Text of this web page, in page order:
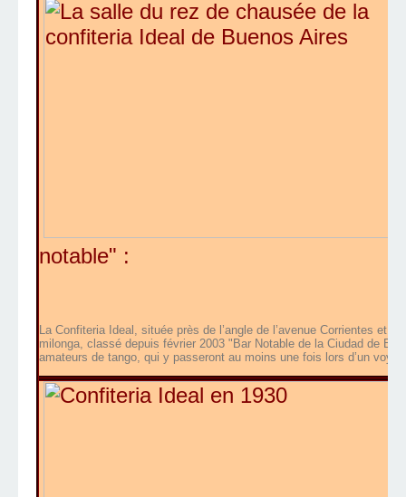
notable" :
La Confiteria Ideal, située près de l’angle de l’avenue Corrientes et
milonga, classé depuis février 2003 "Bar Notable de la Ciudad de
amateurs de tango, qui y passeront au moins une fois lors d’un